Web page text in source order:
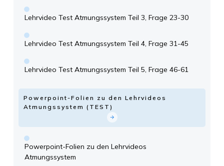
Lehrvideo Test Atmungssystem Teil 3, Frage 23-30
Lehrvideo Test Atmungssystem Teil 4, Frage 31-45
Lehrvideo Test Atmungssystem Teil 5, Frage 46-61
Powerpoint-Folien zu den Lehrvideos
Atmungssystem (TEST)
Powerpoint-Folien zu den Lehrvideos
Atmungssystem